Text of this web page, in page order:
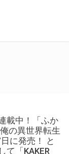
載中！「ふか
の異世界転生
に発売！ と
て「KAKER